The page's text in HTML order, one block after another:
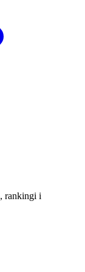
rankingi i